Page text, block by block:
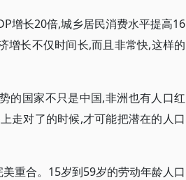
增长20倍,城乡居民消费水平提高16
增长不仅时间长,而且非常快,这样的
的国家不只是中国,非洲也有人口红
走对了的时候,才可能把潜在的人口
重合。15岁到59岁的劳动年龄人口